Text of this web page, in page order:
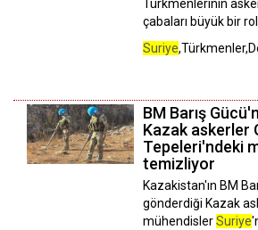
Türkmenlerinin
çabaları büyük bir
Suriye
BM Barış
Kazak askerler
Tepeleri'ndeki
temizliyor
Kazakistan'ın BM
gönderdiği Kazak
mühendislerSuriye